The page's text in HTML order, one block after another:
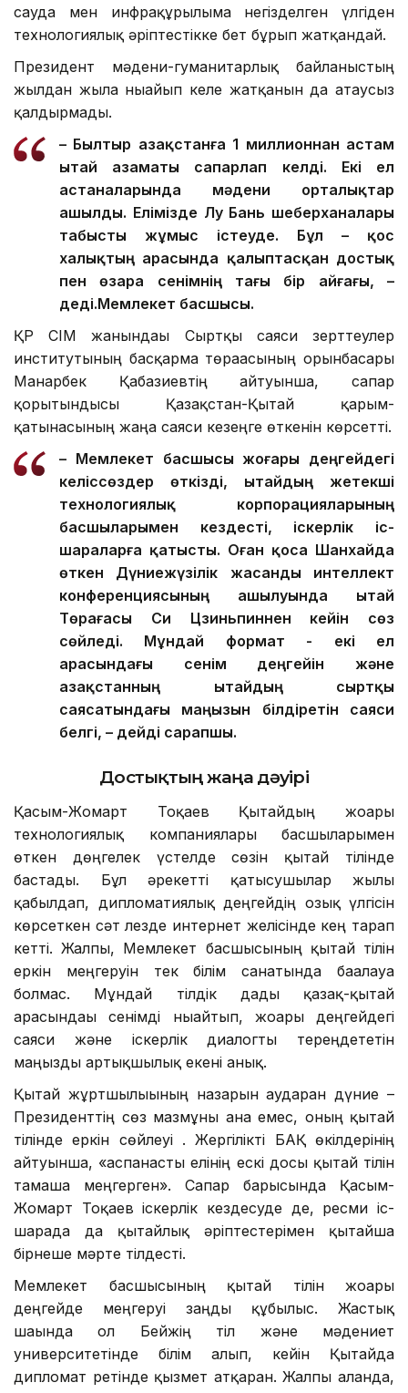
сауда мен инфрақұрылымға негізделген үлгіден
технологиялық әріптестікке бет бұрып жатқандай.
Президент мәдени-гуманитарлық байланыстың
жылдан жылға нығайып келе жатқанын да атаусыз
қалдырмады.
– Былтыр Қазақстанға 1 миллионнан астам
Қытай азаматы сапарлап келді. Екі ел
астаналарында мәдени орталықтар
ашылды. Елімізде Лу Бань шеберханалары
табысты жұмыс істеуде. Бұл – қос
халықтың арасында қалыптасқан достық
пен өзара сенімнің тағы бір айғағы, –
деді.Мемлекет басшысы.
ҚР СІМ жанындағы Сыртқы саяси зерттеулер
институтының басқарма төрағасының орынбасары
Манарбек Қабазиевтің айтуынша, сапар
қорытындысы Қазақстан-Қытай қарым-
қатынасының жаңа саяси кезеңге өткенін көрсетті.
– Мемлекет басшысы жоғары деңгейдегі
келіссөздер өткізді, Қытайдың жетекші
технологиялық корпорацияларының
басшыларымен кездесті, іскерлік іс-
шараларға қатысты. Оған қоса Шанхайда
өткен Дүниежүзілік жасанды интеллект
конференциясының ашылуында Қытай
Төрағасы Си Цзиньпиннен кейін сөз
сөйледі. Мұндай формат - екі ел
арасындағы сенім деңгейін және
Қазақстанның Қытайдың сыртқы
саясатындағы маңызын білдіретін саяси
белгі, – дейді сарапшы.
Достықтың жаңа дәуірі
Қасым-Жомарт Тоқаев Қытайдың жоғары
технологиялық компаниялары басшыларымен
өткен дөңгелек үстелде сөзін қытай тілінде
бастады. Бұл әрекетті қатысушылар жылы
қабылдап, дипломатиялық деңгейдің озық үлгісін
көрсеткен сәт лезде интернет желісінде кең тарап
кетті. Жалпы, Мемлекет басшысының қытай тілін
еркін меңгеруін тек білім санатында бағалауға
болмас. Мұндай тілдік дағды қазақ-қытай
арасындағы сенімді нығайтып, жоғары деңгейдегі
саяси және іскерлік диалогты тереңдететін
маңызды артықшылық екені анық.
Қытай жұртшылығының назарын аударған дүние –
Президенттің сөз мазмұны ғана емес, оның қытай
тілінде еркін сөйлеуі . Жергілікті БАҚ өкілдерінің
айтуынша, «аспанасты елінің ескі досы қытай тілін
тамаша меңгерген». Сапар барысында Қасым-
Жомарт Тоқаев іскерлік кездесуде де, ресми іс-
шарада да қытайлық әріптестерімен қытайша
бірнеше мәрте тілдесті.
Мемлекет басшысының қытай тілін жоғары
деңгейде меңгеруі заңды құбылыс. Жастық
шағында ол Бейжің тіл және мәдениет
университетінде білім алып, кейін Қытайда
дипломат ретінде қызмет атқарған. Жалпы алғанда,